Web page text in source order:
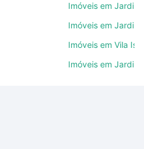
favoritos. Você
como quantidade de
vaga de garagem para
academia, salão de
com 3 banheiros à venda
Imóveis em Jardim
Imóveis em Jardim
Imóveis em Vila
Imóveis em Jardim